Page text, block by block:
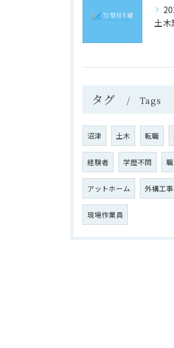
タグ Tags
沼津 土木 転職
経験者 学歴不問 職
アットホーム 外構工事
現場作業員